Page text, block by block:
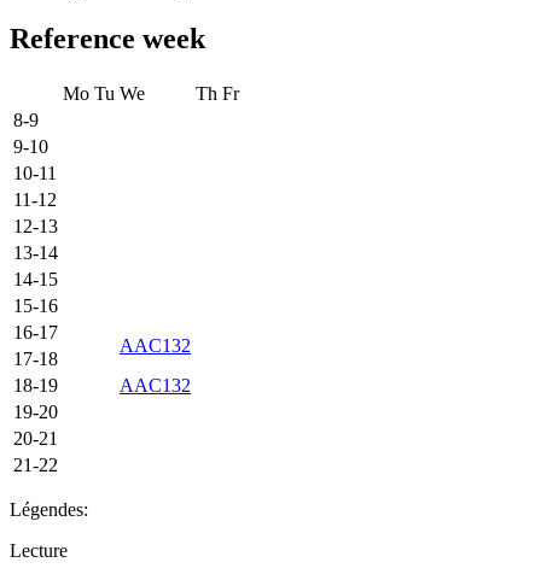
Reference week
Mo Tu We Th Fr
8-9
9-10
10-11
11-12
12-13
13-14
14-15
15-16
16-17
AAC132
17-18
18-19
AAC132
19-20
20-21
21-22
Légendes:
Lecture